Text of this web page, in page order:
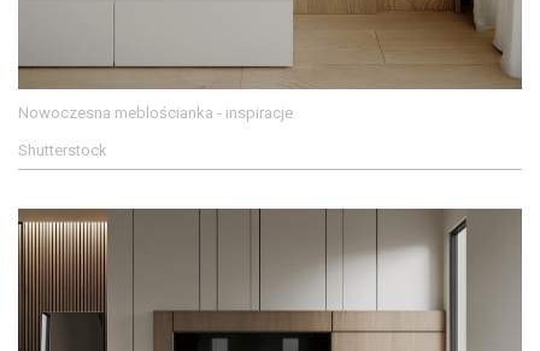
Nowoczesna meblościanka - inspiracje
Shutterstock